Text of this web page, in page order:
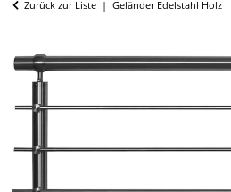
Zurück zur Liste Geländer Edelstahl Holz